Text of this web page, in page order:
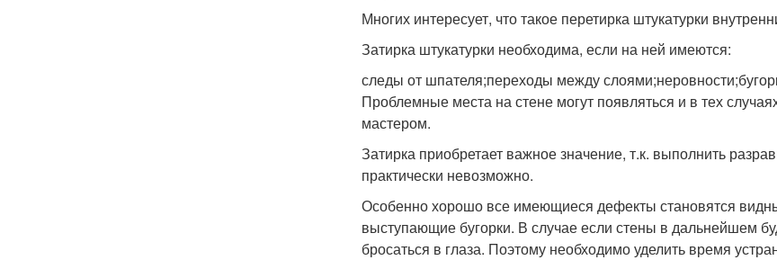
Многих интересует, что такое перетирка штукатурки
Затирка штукатурки необходима, если на ней имеются:
следы от шпателя;переходы между
Проблемные места на стене могут появляться и в тех
мастером.
Затирка приобретает важное значение, т.к. выполнить
практически невозможно.
Особенно хорошо все имеющиеся дефекты становятся
выступающие бугорки. В случае если стены в дальнейшем
бросаться в глаза. Поэтому необходимо уделить время